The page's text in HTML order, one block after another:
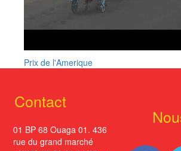
Prix de l'Amerique
Contact
01 BP 68 Ouaga 01. 436
rue du grand marché